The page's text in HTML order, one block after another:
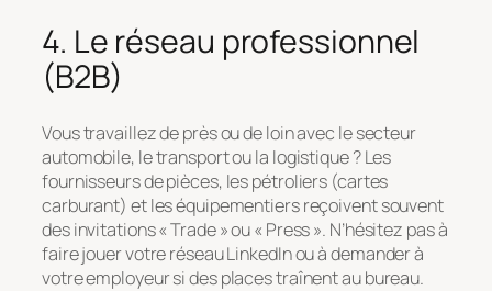
4. Le réseau professionnel
(B2B)
Vous travaillez de près ou de loin avec le secteur
automobile, le transport ou la logistique ? Les
fournisseurs de pièces, les pétroliers (cartes
carburant) et les équipementiers reçoivent souvent
des invitations « Trade » ou « Press ». N’hésitez pas à
faire jouer votre réseau LinkedIn ou à demander à
votre employeur si des places traînent au bureau.